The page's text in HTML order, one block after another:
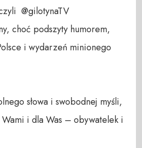
@gilotynaTV
choć podszyty humorem,
i wydarzeń minionego
słowa i swobodnej myśli,
i dla Was – obywatelek i